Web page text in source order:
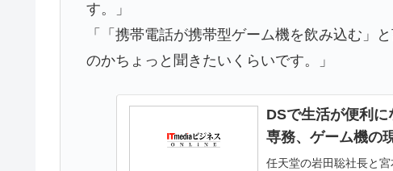
す。」
「「携帯電話が携帯型ゲーム機を飲み込む」
のかちょっと聞きたいくらいです。」
DSで生活が便利
専務、ゲーム機の
任天堂の岩田聡社長と